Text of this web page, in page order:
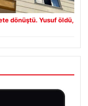
dönüştü. Yusuf öldü,